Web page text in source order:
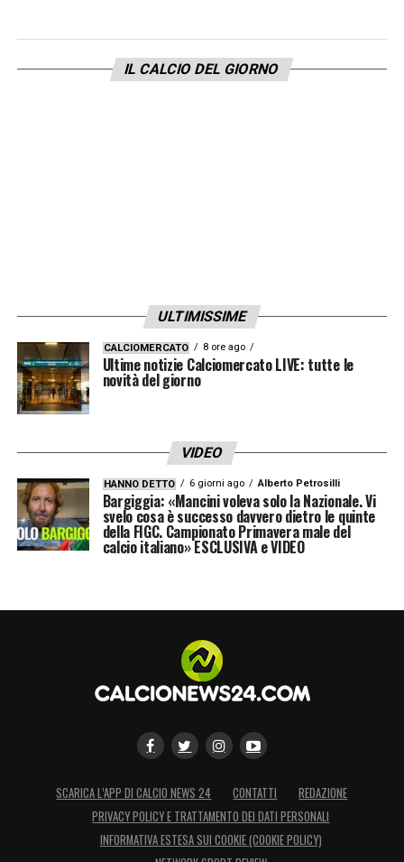
Sommariva, Stanciu, Thorsby, Vasquez,
Venturino, Vitinha.IL CALCIO DEL GIORNO
ULTIMISSIME
CALCIOMERCATO 8 ore ago
Ultime notizie Calciomercato LIVE: tutte le
novità del giorno
VIDEO
HANNO DETTO 6 giorni ago Alberto Petrosilli
Bargiggia: «Mancini voleva solo la Nazionale. Vi
svelo cosa è successo davvero dietro le quinte
della FIGC. Campionato Primavera male del
calcio italiano» ESCLUSIVA e VIDEO
SCARICA L’APP DI CALCIO NEWS 24 CONTATTI
REDAZIONE
PRIVACY POLICY E TRATTAMENTO DEI DATI PERSONALI
INFORMATIVA ESTESA SUI COOKIE (COOKIE POLICY)